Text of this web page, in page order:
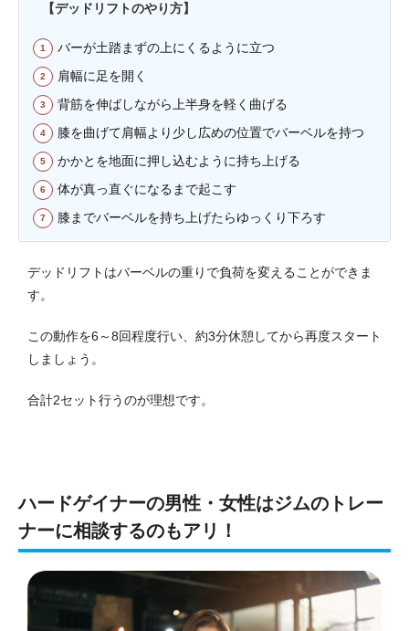
【デッドリフトのやり方】
バーが土踏まずの上にくるように立つ
肩幅に足を開く
背筋を伸ばしながら上半身を軽く曲げる
膝を曲げて肩幅より少し広めの位置でバーベルを持つ
かかとを地面に押し込むように持ち上げる
体が真っ直ぐになるまで起こす
膝までバーベルを持ち上げたらゆっくり下ろす
デッドリフトはバーベルの重りで負荷を変えることができま
す。
この動作を6～8回程度行い、約3分休憩してから再度スタート
しましょう。
合計2セット行うのが理想です。
ハードゲイナーの男性・女性はジムのトレー
ナーに相談するのもアリ！